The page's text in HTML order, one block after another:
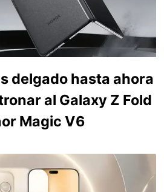
delgado hasta ahora
al Galaxy Z Fold
Magic V6